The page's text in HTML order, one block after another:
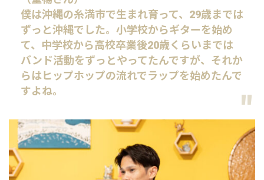
僕は沖縄の糸満市で生まれ育って、29歳までは
ずっと沖縄でした。小学校からギターを始め
て、中学校から高校卒業後20歳くらいまでは
バンド活動をずっとやってたんですが、それか
らはヒップホップの流れでラップを始めたんで
すよね。